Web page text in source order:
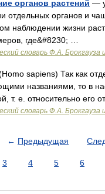
органов растений —
отдельных органов и
наблюдении жизни
где&#8230; …
словарь Ф.А.
sapiens) Так как
названиями, то в
т. е. относительно его
словарь Ф.А.
← Предыдущая
3 4 5 6